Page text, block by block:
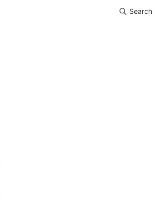
Search